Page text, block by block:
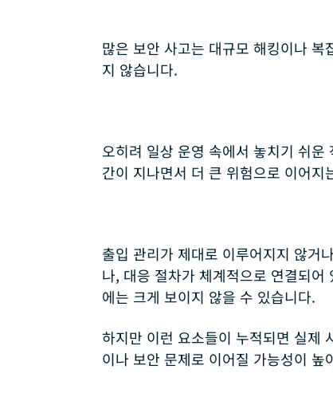
많은 보안 사고는 대규모 해킹이나 복
지 않습니다.
오히려 일상 운영 속에서 놓치기 쉬운
간이 지나면서 더 큰 위험으로 이어지
출입 관리가 제대로 이루어지지 않거
나, 대응 절차가 체계적으로 연결되어
에는 크게 보이지 않을 수 있습니다.
하지만 이런 요소들이 누적되면 실제
이나 보안 문제로 이어질 가능성이 높